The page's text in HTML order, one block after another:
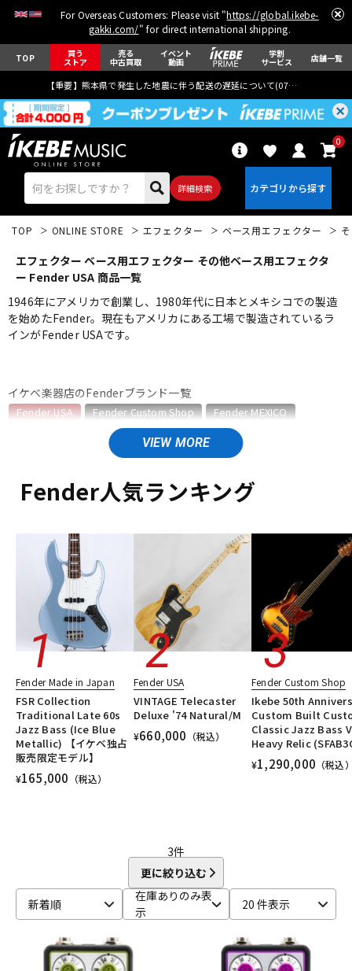
For Overseas Customers: Please visit "https://global.ikebe-
gakki.com/" for direct international shipping.
TOP 買う
ストア
売る
中古買取
イベント
動画
学割
サービス 店舗一覧
【重要】熊本県で発生した地震に伴う配送の遅延について(07月29日
詳細検索
0
エレキギター アコギ/エレアコ
パーカッション
キーボード 電子ピアノ
管楽器 その他楽器
アンプ エフェクター
DTM オンライン納品 レコーディング機器
配信/ライブ機器 楽器アクセサリ
TOP ONLINE STORE エフェクター ベース用エフェクター
エフェクター ベース用エフェクター その他ベース用エフェクタ
ー Fender USA 商品一覧
1946年にアメリカで創業し、1980年代に日本とメキシコでの製造
を始めたFender。現在もアメリカにある工場で製造されているラ
インがFender USAです。
イケベ楽器店のFenderブランド一覧
Fender USA Fender Custom Shop
Fender MEXICO
Fender Made in Japan
Fender Standard Series
Fender Japan
Fender USAのカテゴリ
エレキギター/テレキャスター・TLタイプ
エレキギター/ジャズマスター・JMタイプ
エレキギター/ジャガー・JGタイプ
エレキギター/ムスタング・MGタイプ
エレキギター/#American Vintage II
エレキギター/#American Ultra
エレキギター/#American Professional
エレキギター/#American Professional II
エレキギター/#American Performer
ギターアンプ・ベースアンプ
エフェクター
楽器アクセサリ
ユーズド
ヴィンテージ ALL
Fender人気ランキング
Fender Made in Japan
FSR Collection
Traditional Late 60s
Jazz Bass (Ice Blue
Metallic) 【イケベ独占
販売限定モデル】
¥165,000 （税込）
Fender USA
VINTAGE Telecaster
Deluxe '74 Natural/M
¥660,000 （税込）
Fender Custom Shop
Ikebe 50th
Custom Built
Classic Jazz Bass V
Heavy Relic
¥1,290,000 （税込
3件
更に絞り込む
新着順
在庫ありのみ表
示
20 件表示